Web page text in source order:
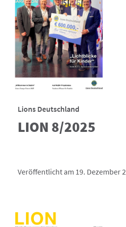
Lions Deutschland
LION 8/2025
Veröffentlicht am 19. Dezember